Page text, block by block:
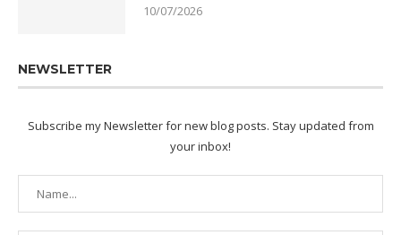
10/07/2026
NEWSLETTER
Subscribe my Newsletter for new blog posts. Stay updated from
your inbox!